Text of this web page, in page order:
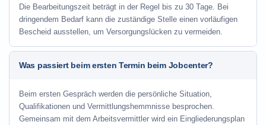
Die Bearbeitungszeit beträgt in der Regel bis zu 30 Tage. Bei
dringendem Bedarf kann die zuständige Stelle einen vorläufigen
Bescheid ausstellen, um Versorgungslücken zu vermeiden.
Was passiert beim ersten Termin beim Jobcenter?
Beim ersten Gespräch werden die persönliche Situation,
Qualifikationen und Vermittlungshemmnisse besprochen.
Gemeinsam mit dem Arbeitsvermittler wird ein Eingliederungsplan